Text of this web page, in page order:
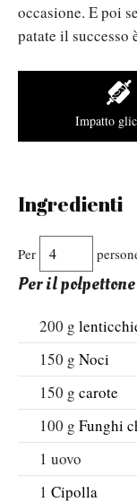
occasione. E poi
patate il successo
Impatto
Ingredienti
Per
Per il polpettone
200 g
150 g Noci
150 g carote
100 g Funghi
1 uovo
1 Cipolla